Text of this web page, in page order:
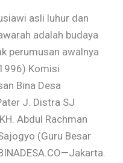
asli luhur dan
adalah budaya
perumusan awalnya
Komisi
Bina Desa
J. Distra SJ
Abdul Rachman
(Guru Besar